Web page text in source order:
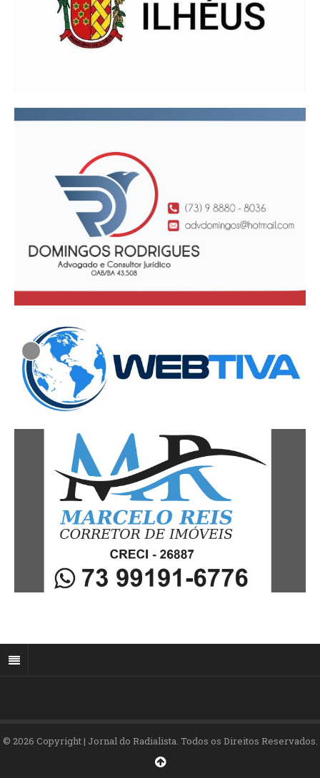
© 2026 Copyright | Jornal do Radialista. Todos os Direitos Reservados.